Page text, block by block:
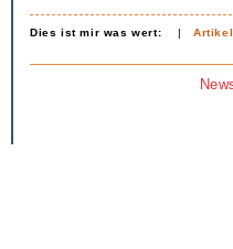
Dies ist mir was wert: |